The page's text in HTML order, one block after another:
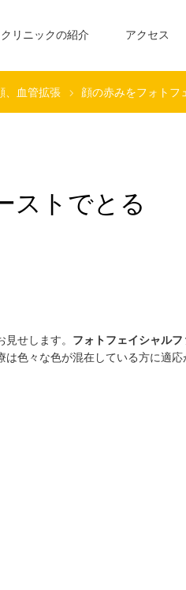
クリニックの紹介 アクセス
、血管拡張 顔の赤みをフォトフ
ストでとる
せします。 フォトフェイシャルフ
は色々な色が混在している方に適応